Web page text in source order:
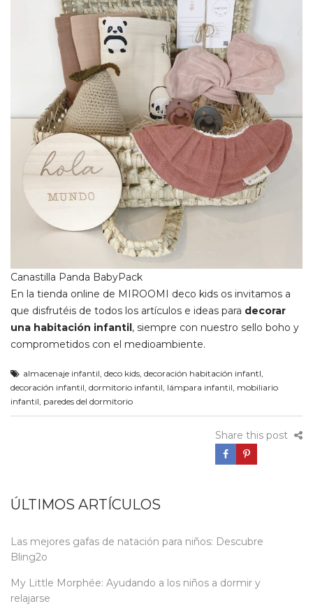
Canastilla Panda BabyPack
En la tienda online de MIROOMI deco kids os invitamos a
que disfrutéis de todos los artículos e ideas para decorar
una habitación infantil , siempre con nuestro sello boho y
comprometidos con el medioambiente.
almacenaje infantil, deco kids, decoración habitación infantl,
decoración infantil, dormitorio infantil, lámpara infantil, mobiliario
infantil, paredes del dormitorio
Share this post
ÚLTIMOS ARTÍCULOS
Las mejores gafas de natación para niños: Descubre
Bling2o
My Little Morphée: Ayudando a los niños a dormir y
relajarse